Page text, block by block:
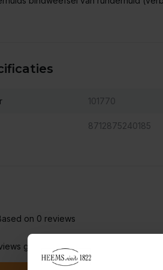
101770
8712875240185
on 0 reviews
geschreven over dit product..